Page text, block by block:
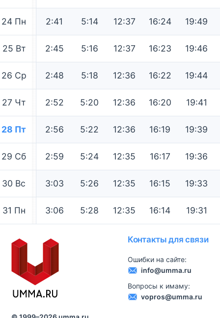
24 Пн 2:41 5:14 12:37 16:24 19:49
25 Вт 2:45 5:16 12:37 16:23 19:46
26 Ср 2:48 5:18 12:36 16:22 19:44
27 Чт 2:52 5:20 12:36 16:20 19:41
28 Пт 2:56 5:22 12:36 16:19 19:39
29 Сб 2:59 5:24 12:35 16:17 19:36
30 Вс 3:03 5:26 12:35 16:15 19:33
31 Пн 3:06 5:28 12:35 16:14 19:31
Контакты для связи
Ошибки на сайте:
info@umma.ru
Вопросы к имаму:
vopros@umma.ru